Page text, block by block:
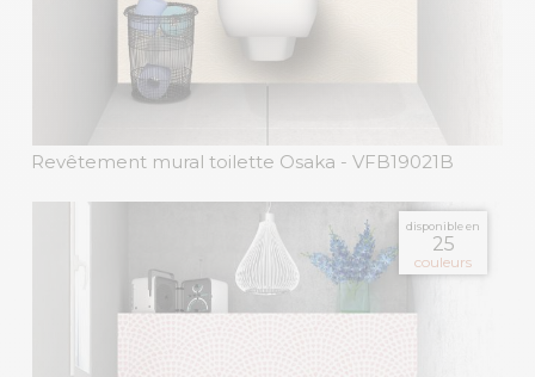
Revêtement mural toilette Osaka - VFB19021B
disponible en
25
couleurs